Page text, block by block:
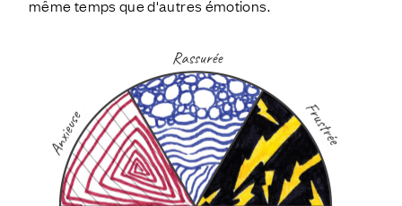
même temps que d'autres émotions.